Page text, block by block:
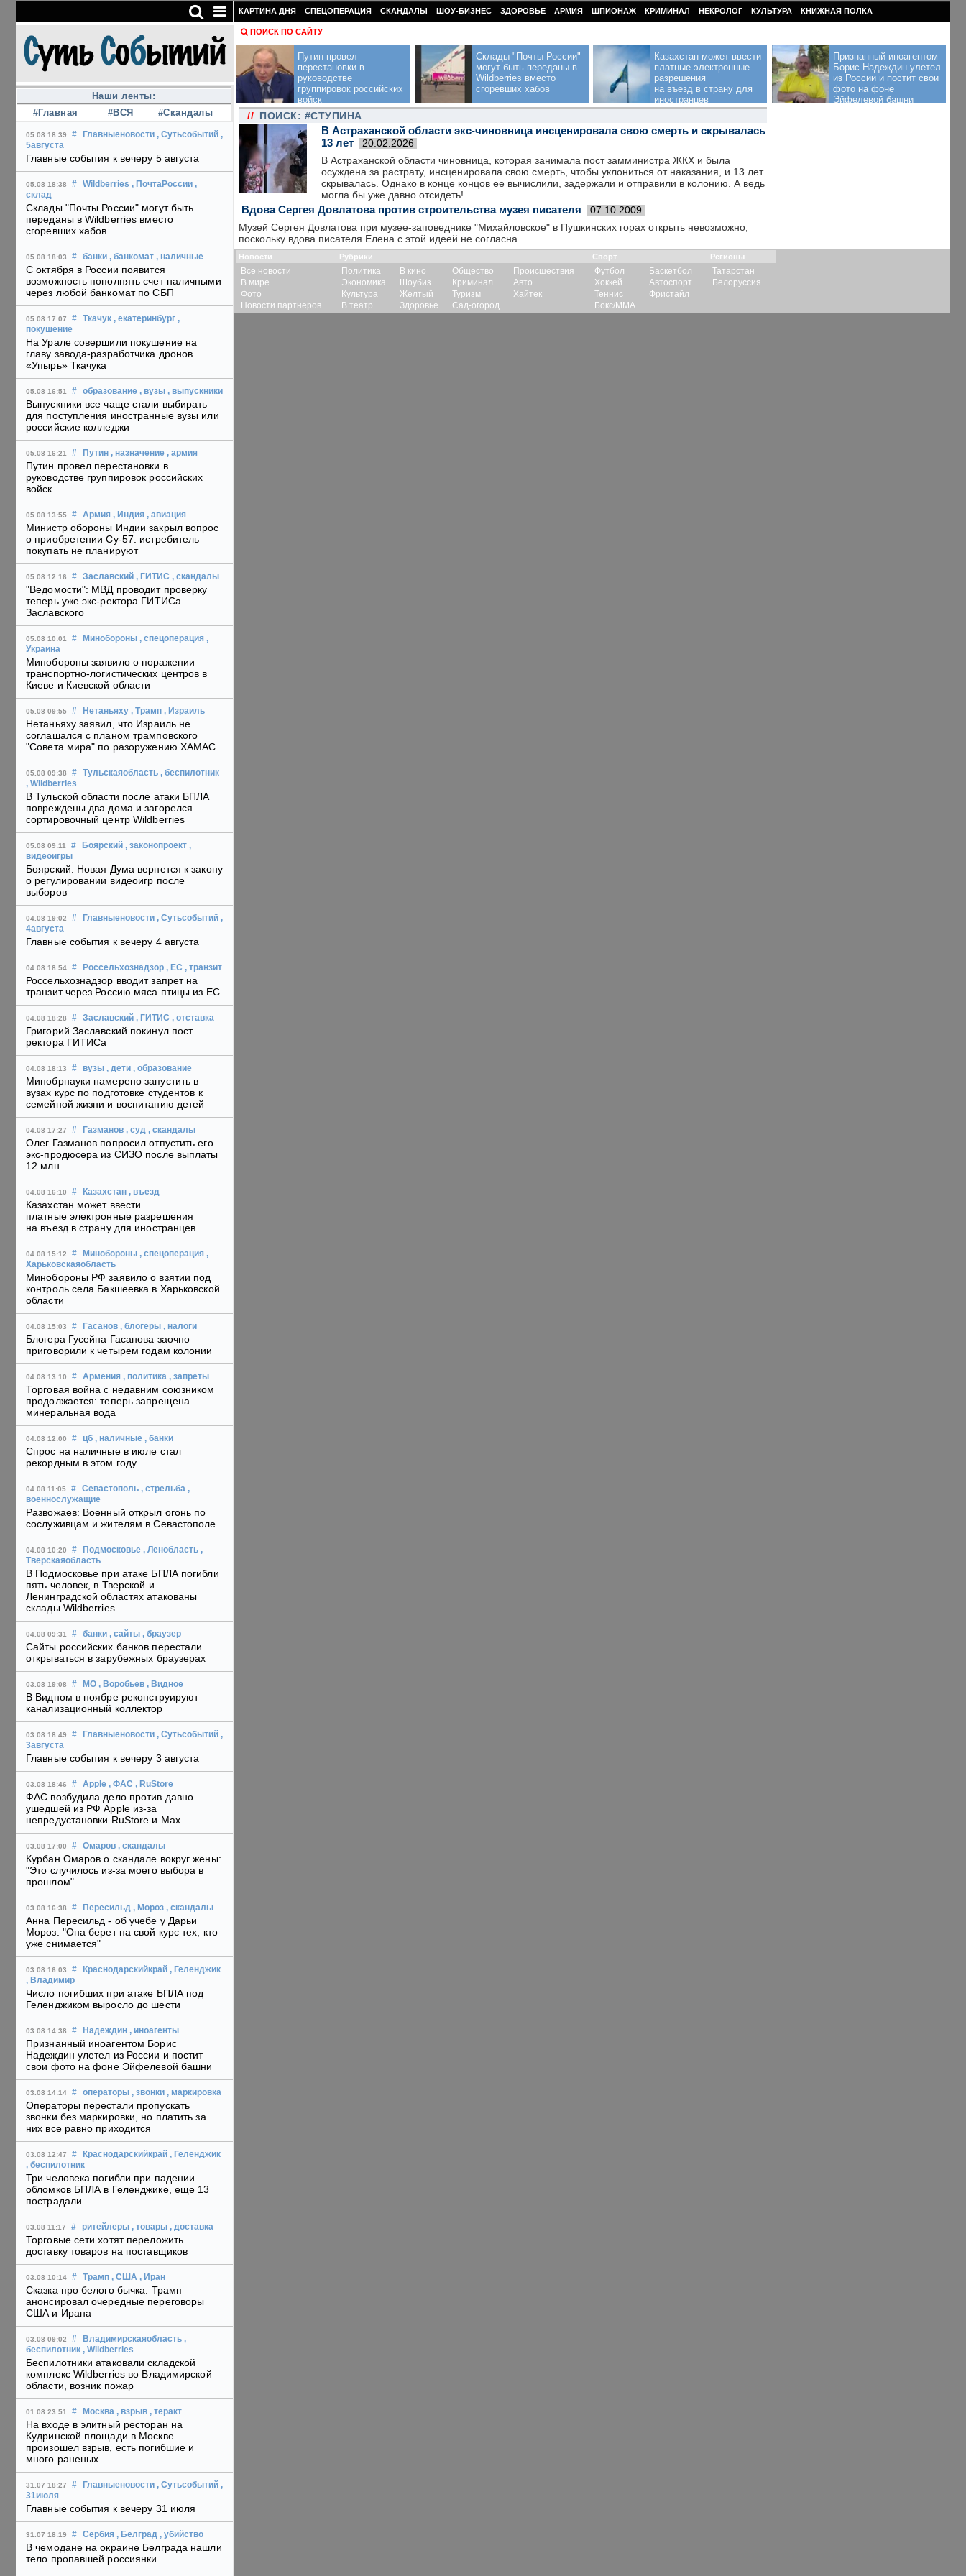
Наши ленты:
#Главная
#ВСЯ #Скандалы
05.08 18:39 # Главныеновости , Сутьсобытий ,
5августа
Главные события к вечеру 5 августа
05.08 18:38 # Wildberries , ПочтаРоссии ,
склад
Склады "Почты России" могут быть
переданы в Wildberries вместо
сгоревших хабов
05.08 18:03 # банки , банкомат , наличные
С октября в России появится
возможность пополнять счет наличными
через любой банкомат по СБП
05.08 17:07 # Ткачук , екатеринбург ,
покушение
На Урале совершили покушение на
главу завода-разработчика дронов
«Упырь» Ткачука
05.08 16:51 # образование , вузы , выпускники
Выпускники все чаще стали выбирать
для поступления иностранные вузы или
российские колледжи
05.08 16:21 # Путин , назначение , армия
Путин провел перестановки в
руководстве группировок российских
войск
05.08 13:55 # Армия , Индия , авиация
Министр обороны Индии закрыл вопрос
о приобретении Су-57: истребитель
покупать не планируют
05.08 12:16 # Заславский , ГИТИС , скандалы
"Ведомости": МВД проводит проверку
теперь уже экс-ректора ГИТИСа
Заславского
05.08 10:01 # Минобороны , спецоперация ,
Украина
Минобороны заявило о поражении
транспортно-логистических центров в
Киеве и Киевской области
05.08 09:55 # Нетаньяху , Трамп , Израиль
Нетаньяху заявил, что Израиль не
соглашался с планом трамповского
"Совета мира" по разоружению ХАМАС
05.08 09:38 # Тульскаяобласть , беспилотник
, Wildberries
В Тульской области после атаки БПЛА
повреждены два дома и загорелся
сортировочный центр Wildberries
05.08 09:11 # Боярский , законопроект ,
видеоигры
Боярский: Новая Дума вернется к закону
о регулировании видеоигр после
выборов
04.08 19:02 # Главныеновости , Сутьсобытий ,
4августа
Главные события к вечеру 4 августа
04.08 18:54 # Россельхознадзор , ЕС , транзит
Россельхознадзор вводит запрет на
транзит через Россию мяса птицы из ЕС
04.08 18:28 # Заславский , ГИТИС , отставка
Григорий Заславский покинул пост
ректора ГИТИСа
04.08 18:13 # вузы , дети , образование
Минобрнауки намерено запустить в
вузах курс по подготовке студентов к
семейной жизни и воспитанию детей
04.08 17:27 # Газманов , суд , скандалы
Олег Газманов попросил отпустить его
экс-продюсера из СИЗО после выплаты
12 млн
04.08 16:10 # Казахстан , въезд
Казахстан может ввести
платные электронные разрешения
на въезд в страну для иностранцев
04.08 15:12 # Минобороны , спецоперация ,
Харьковскаяобласть
Минобороны РФ заявило о взятии под
контроль села Бакшеевка в Харьковской
области
04.08 15:03 # Гасанов , блогеры , налоги
Блогера Гусейна Гасанова заочно
приговорили к четырем годам колонии
04.08 13:10 # Армения , политика , запреты
Торговая война с недавним союзником
продолжается: теперь запрещена
минеральная вода
04.08 12:00 # цб , наличные , банки
Спрос на наличные в июле стал
рекордным в этом году
04.08 11:05 # Севастополь , стрельба ,
военнослужащие
Развожаев: Военный открыл огонь по
сослуживцам и жителям в Севастополе
04.08 10:20 # Подмосковье , Ленобласть ,
Тверскаяобласть
В Подмосковье при атаке БПЛА погибли
пять человек, в Тверской и
Ленинградской областях атакованы
склады Wildberries
04.08 09:31 # банки , сайты , браузер
Сайты российских банков перестали
открываться в зарубежных браузерах
03.08 19:08 # МО , Воробьев , Видное
В Видном в ноябре реконструируют
канализационный коллектор
03.08 18:49 # Главныеновости , Сутьсобытий ,
3августа
Главные события к вечеру 3 августа
03.08 18:46 # Apple , ФАС , RuStore
ФАС возбудила дело против давно
ушедшей из РФ Apple из-за
непредустановки RuStore и Max
03.08 17:00 # Омаров , скандалы
Курбан Омаров о скандале вокруг жены:
"Это случилось из-за моего выбора в
прошлом"
03.08 16:38 # Пересильд , Мороз , скандалы
Анна Пересильд - об учебе у Дарьи
Мороз: "Она берет на свой курс тех, кто
уже снимается"
03.08 16:03 # Краснодарскийкрай , Геленджик
, Владимир
Число погибших при атаке БПЛА под
Геленджиком выросло до шести
03.08 14:38 # Надеждин , иноагенты
Признанный иноагентом Борис
Надеждин улетел из России и постит
свои фото на фоне Эйфелевой башни
03.08 14:14 # операторы , звонки , маркировка
Операторы перестали пропускать
звонки без маркировки, но платить за
них все равно приходится
03.08 12:47 # Краснодарскийкрай , Геленджик
, беспилотник
Три человека погибли при падении
обломков БПЛА в Геленджике, еще 13
пострадали
03.08 11:17 # ритейлеры , товары , доставка
Торговые сети хотят переложить
доставку товаров на поставщиков
03.08 10:14 # Трамп , США , Иран
Сказка про белого бычка: Трамп
анонсировал очередные переговоры
США и Ирана
03.08 09:02 # Владимирскаяобласть ,
беспилотник , Wildberries
Беспилотники атаковали складской
комплекс Wildberries во Владимирской
области, возник пожар
01.08 23:51 # Москва , взрыв , теракт
На входе в элитный ресторан на
Кудринской площади в Москве
произошел взрыв, есть погибшие и
много раненых
31.07 18:27 # Главныеновости , Сутьсобытий ,
31июля
Главные события к вечеру 31 июля
31.07 18:19 # Сербия , Белград , убийство
В чемодане на окраине Белграда нашли
тело пропавшей россиянки
КАРТИНА ДНЯ СПЕЦОПЕРАЦИЯ СКАНДАЛЫ ШОУ-БИЗНЕС ЗДОРОВЬЕ АРМИЯ ШПИОНАЖ КРИМИНАЛ НЕКРОЛОГ КУЛЬТУРА КНИЖНАЯ ПОЛКА
ПОИСК ПО САЙТУ
Путин провел
перестановки в
руководстве
группировок российских
войск
Склады "Почты России"
могут быть переданы в
Wildberries вместо
сгоревших хабов
Казахстан может ввести
платные электронные
разрешения
на въезд в страну для
иностранцев
Признанный иноагентом
Борис Надеждин улетел
из России и постит свои
фото на фоне
Эйфелевой башни
// ПОИСК: #СТУПИНА
В Астраханской области экс-чиновница инсценировала свою смерть и скрывалась
13 лет
20.02.2026
В Астраханской области чиновница, которая занимала пост замминистра ЖКХ и была
осуждена за растрату, инсценировала свою смерть, чтобы уклониться от наказания, и 13 лет
скрывалась. Однако в конце концов ее вычислили, задержали и отправили в колонию. А ведь
могла бы уже давно отсидеть!
Вдова Сергея Довлатова против строительства музея писателя 07.10.2009
Музей Сергея Довлатова при музее-заповеднике "Михайловское" в Пушкинских горах открыть невозможно,
поскольку вдова писателя Елена с этой идеей не согласна.
Новости
Все новости
В мире
Фото
Новости партнеров
Рубрики
Политика
Экономика
Культура
В театр
В кино
Шоубиз
Желтый
Здоровье
Общество
Криминал
Туризм
Сад-огород
Происшествия
Авто
Хайтек
Спорт
Футбол
Хоккей
Теннис
Бокс/ММА
Баскетбол
Автоспорт
Фристайл
Регионы
Татарстан
Белоруссия